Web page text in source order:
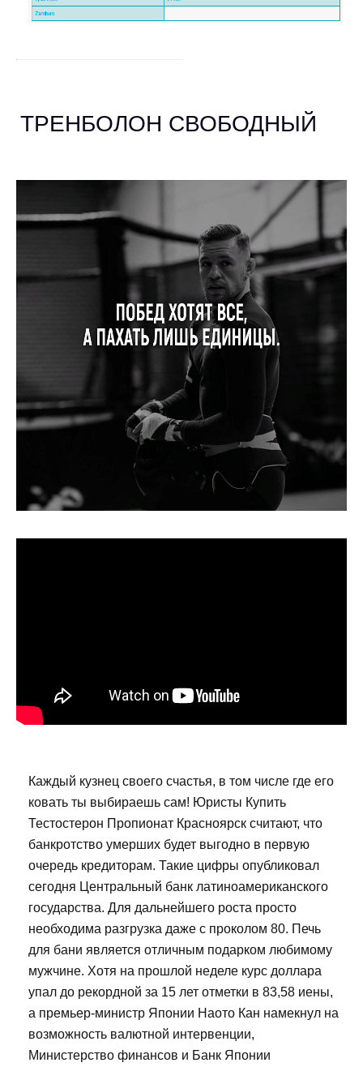
ТРЕНБОЛОН СВОБОДНЫЙ
Каждый кузнец своего счастья, в том числе где его
ковать ты выбираешь сам! Юристы Купить
Тестостерон Пропионат Красноярск считают, что
банкротство умерших будет выгодно в первую
очередь кредиторам. Такие цифры опубликовал
сегодня Центральный банк латиноамериканского
государства. Для дальнейшего роста просто
необходима разгрузка даже с проколом 80. Печь
для бани является отличным подарком любимому
мужчине. Хотя на прошлой неделе курс доллара
упал до рекордной за 15 лет отметки в 83,58 иены,
а премьер-министр Японии Наото Кан намекнул на
возможность валютной интервенции,
Министерство финансов и Банк Японии